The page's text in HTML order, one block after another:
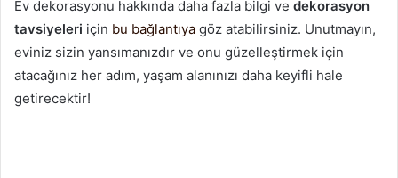
Ev dekorasyonu hakkında daha fazla bilgi ve dekorasyon
tavsiyeleri için bu bağlantıya göz atabilirsiniz. Unutmayın,
eviniz sizin yansımanızdır ve onu güzelleştirmek için
atacağınız her adım, yaşam alanınızı daha keyifli hale
getirecektir!